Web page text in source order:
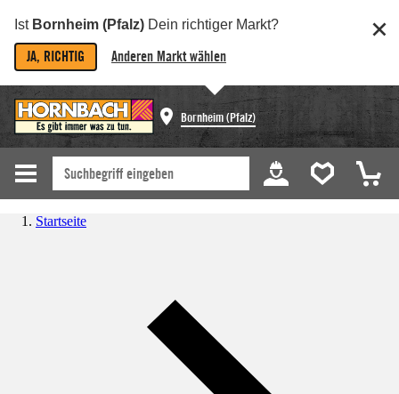
Ist Bornheim (Pfalz) Dein richtiger Markt?
JA, RICHTIG Anderen Markt wählen
Bornheim (Pfalz)
Startseite